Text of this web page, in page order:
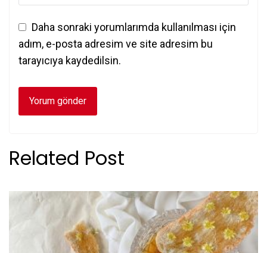
Daha sonraki yorumlarımda kullanılması için
adım, e-posta adresim ve site adresim bu
tarayıcıya kaydedilsin.
Related Post